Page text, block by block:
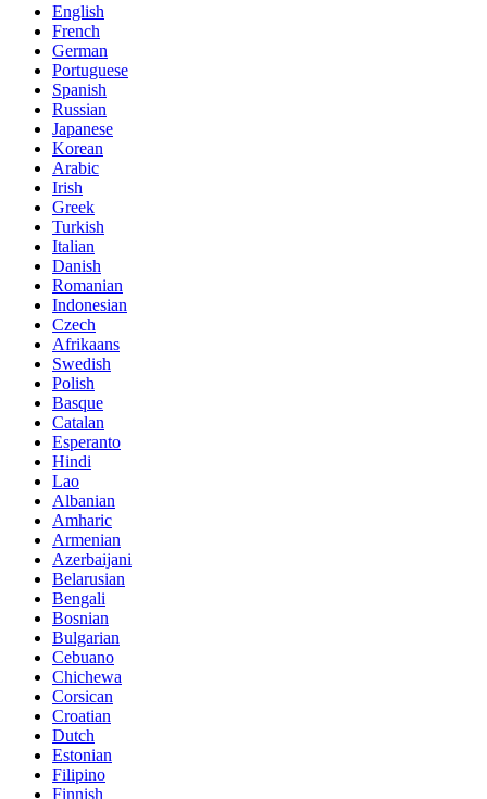
English
French
German
Portuguese
Spanish
Russian
Japanese
Korean
Arabic
Irish
Greek
Turkish
Italian
Danish
Romanian
Indonesian
Czech
Afrikaans
Swedish
Polish
Basque
Catalan
Esperanto
Hindi
Lao
Albanian
Amharic
Armenian
Azerbaijani
Belarusian
Bengali
Bosnian
Bulgarian
Cebuano
Chichewa
Corsican
Croatian
Dutch
Estonian
Filipino
Finnish